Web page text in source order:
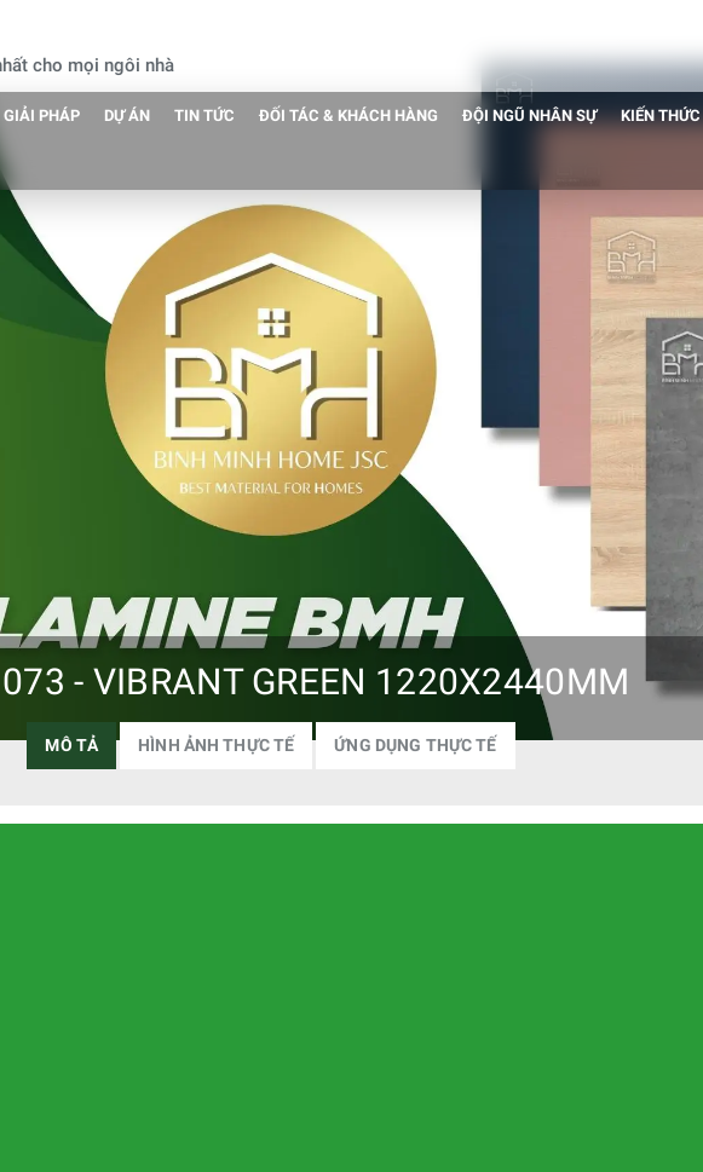
cho mọi ngôi nhà
GIẢI PHÁP DỰ ÁN TIN TỨC ĐỐI TÁC & KHÁCH HÀNG ĐỘI NGŨ NHÂN SỰ KIẾN THỨC
- VIBRANT GREEN 1220X2440MM
MÔ TẢ HÌNH ẢNH THỰC TẾ ỨNG DỤNG THỰC TẾ